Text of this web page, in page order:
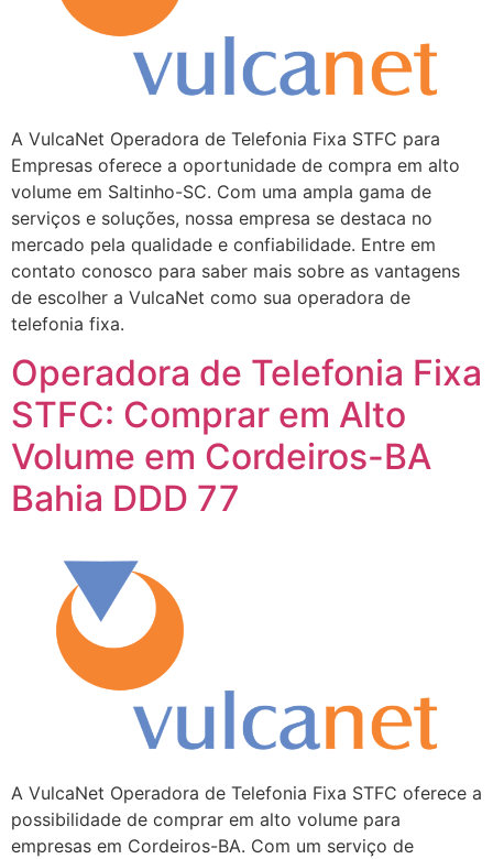
A VulcaNet Operadora de Telefonia Fixa STFC para
Empresas oferece a oportunidade de compra em alto
volume em Saltinho-SC. Com uma ampla gama de
serviços e soluções, nossa empresa se destaca no
mercado pela qualidade e confiabilidade. Entre em
contato conosco para saber mais sobre as vantagens
de escolher a VulcaNet como sua operadora de
telefonia fixa.
Operadora de Telefonia Fixa
STFC: Comprar em Alto
Volume em Cordeiros-BA
Bahia DDD 77
A VulcaNet Operadora de Telefonia Fixa STFC oferece a
possibilidade de comprar em alto volume para
empresas em Cordeiros-BA. Com um serviço de